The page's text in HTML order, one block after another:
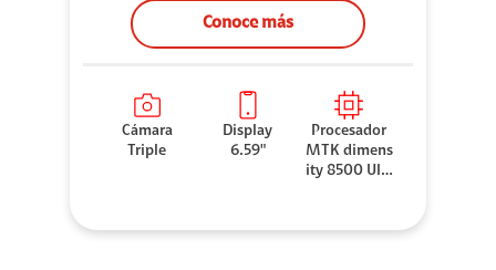
Conoce más
Cámara
Triple
Display
6.59"
Procesador
MTK dimens
ity 8500 Ultr